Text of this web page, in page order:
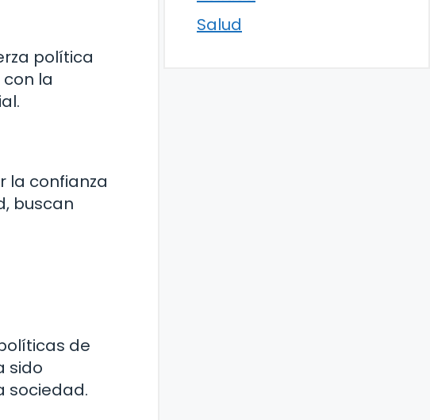
política
la
la confianza
buscan
de
sido
sociedad.
Salud